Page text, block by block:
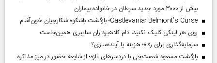
بیش از ۳۰۰۰ مورد جدید سرطان در خانواده بیماران
Castlevania: Belmont’s Curse؛ بازگشت باشکوه شکارچیان خون‌آشام
روی هر لینکی کلیک نکنید، دام کلاهبرداران سایبری همین‌جاست
سرمایه‌گذاری برای رفاه؛ هزینه یا آینده‌سازی؟
بازگشت مسعود شصت‌چی با دردسر‌های تازه؛ از شایعه حضور در میز مذاکره